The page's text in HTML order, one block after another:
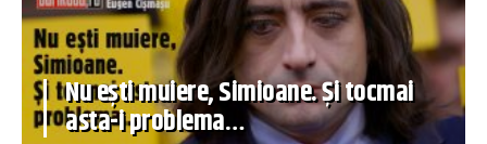
Nu ești muiere, Simioane. Și tocmai
asta-i problema…